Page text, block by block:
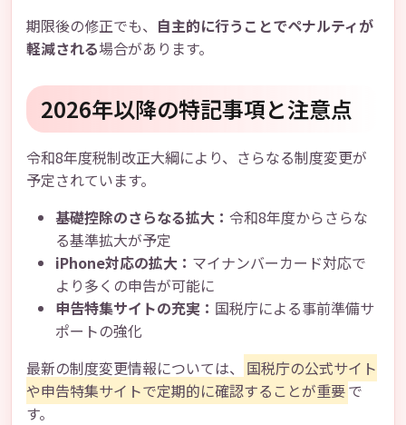
期限後の修正でも、 自主的に行うことでペナルティが
軽減される場合があります。
2026年以降の特記事項と注意点
令和8年度税制改正大綱により、さらなる制度変更が
予定されています。
基礎控除のさらなる拡大： 令和8年度からさらな
る基準拡大が予定
iPhone対応の拡大： マイナンバーカード対応で
より多くの申告が可能に
申告特集サイトの充実： 国税庁による事前準備サ
ポートの強化
最新の制度変更情報については、
国税庁の公式サイト
や申告特集サイトで定期的に確認することが重要で
す。